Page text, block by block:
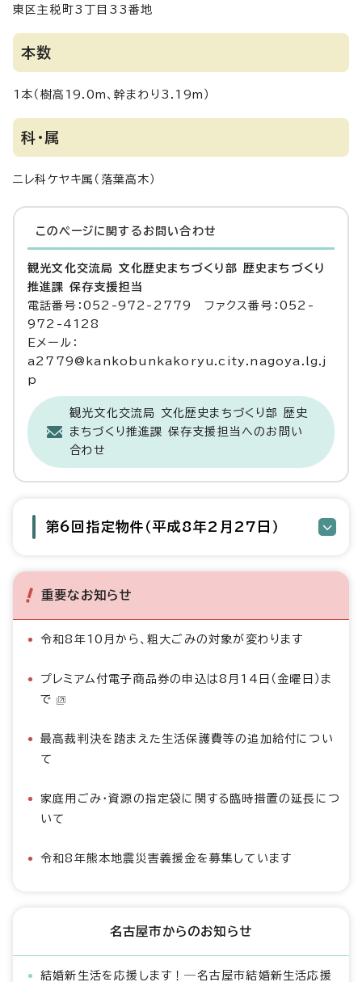
東区主税町3丁目33番地
本数
1本（樹高19.0m、幹まわり3.19m）
科・属
ニレ科ケヤキ属（落葉高木）
このページに関する お問い合わせ
観光文化交流局 文化歴史まちづくり部 歴史まちづくり
推進課 保存支援担当
電話番号：052-972-2779 ファクス番号：052-
972-4128
Eメール：
a2779@kankobunkakoryu.city.nagoya.lg.j
p
観光文化交流局 文化歴史まちづくり部 歴史
まちづくり推進課 保存支援担当へのお問い
合わせ
第6回指定物件（平成8年2月27日）
重要なお知らせ
令和8年10月から、粗大ごみの対象が変わります
プレミアム付電子商品券の申込は8月14日（金曜日）ま
で
最高裁判決を踏まえた生活保護費等の追加給付につい
て
家庭用ごみ・資源の指定袋に関する臨時措置の延長につ
いて
令和8年熊本地震災害義援金を募集しています
名古屋市からのお知らせ
結婚新生活を応援します！―名古屋市結婚新生活応援